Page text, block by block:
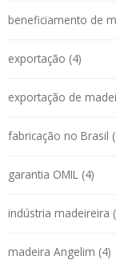
beneficiamento de
exportação (4)
exportação de
fabricação no Brasil
garantia OMIL (4)
indústria madeireira
madeira Angelim (4)